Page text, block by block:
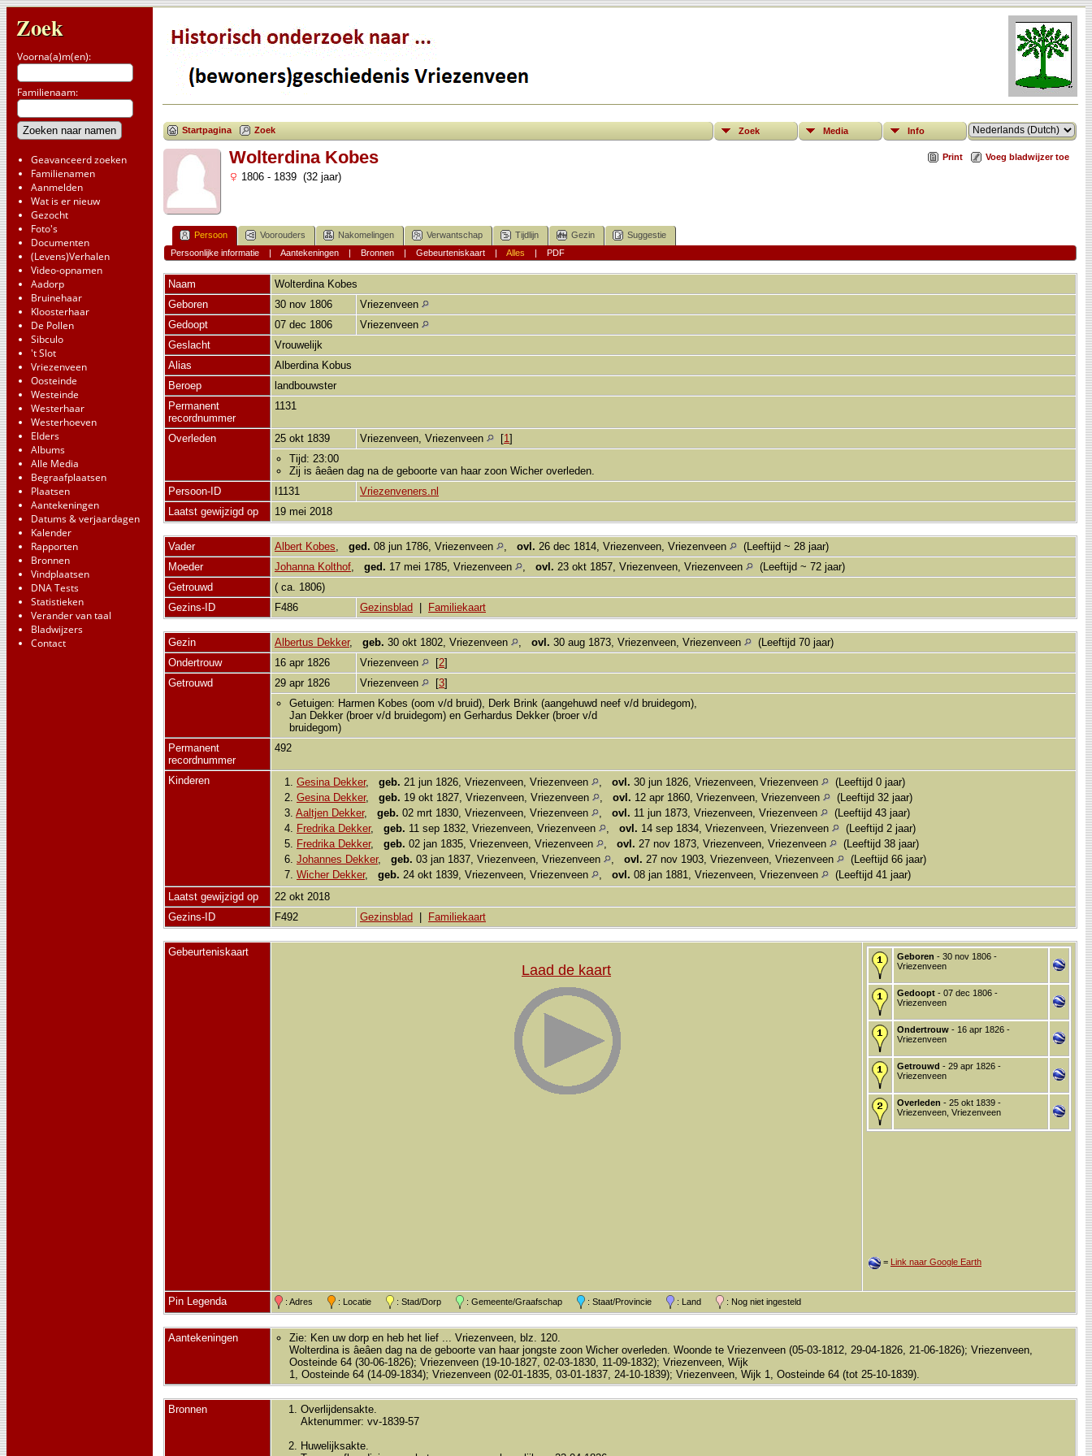
Zoek
Voorna(a)m(en):
Familienaam:
Geavanceerd zoeken
Familienamen
Aanmelden
Wat is er nieuw
Gezocht
Foto's
Documenten
(Levens)Verhalen
Video-opnamen
Aadorp
Bruinehaar
Kloosterhaar
De Pollen
Sibculo
't Slot
Vriezenveen
Oosteinde
Westeinde
Westerhaar
Westerhoeven
Elders
Albums
Alle Media
Begraafplaatsen
Plaatsen
Aantekeningen
Datums & verjaardagen
Kalender
Rapporten
Bronnen
Vindplaatsen
DNA Tests
Statistieken
Verander van taal
Bladwijzers
Contact
Startpagina Zoek Zoek Media Info
Print Voeg bladwijzer toe
Wolterdina Kobes
1806 - 1839 (32 jaar)
Persoon Voorouders Nakomelingen Verwantschap Tijdlijn Gezin
Suggestie
Persoonlijke informatie| Aantekeningen| Bronnen| Gebeurteniskaart| Alles | PDF
Naam Wolterdina Kobes
Geboren
30 nov 1806
Vriezenveen
Gedoopt
07 dec 1806
Vriezenveen
Geslacht
Vrouwelijk
Alias
Alberdina Kobus
Beroep
landbouwster
Permanent
recordnummer
1131
Overleden 25 okt 1839 Vriezenveen, Vriezenveen [1]
Tijd: 23:00
Zij is âeâen dag na de geboorte van haar zoon Wicher overleden.
Persoon-ID
I1131
Vriezenveners.nl
Laatst gewijzigd op
19 mei 2018
Vader Albert Kobes, ged. 08 jun 1786, Vriezenveen , ovl. 26 dec 1814, Vriezenveen, Vriezenveen
(Leeftijd ~ 28 jaar)
Moeder
Johanna Kolthof, ged. 17 mei 1785, Vriezenveen , ovl. 23 okt 1857, Vriezenveen, Vriezenveen
(Leeftijd ~ 72 jaar)
Getrouwd
( ca. 1806)
Gezins-ID
F486 Gezinsblad Familiekaart
Gezin Albertus Dekker, geb. 30 okt 1802, Vriezenveen , ovl. 30 aug 1873, Vriezenveen, Vriezenveen
(Leeftijd 70 jaar)
Ondertrouw
16 apr 1826 Vriezenveen [2]
Getrouwd
29 apr 1826 Vriezenveen [3]
Getuigen: Harmen Kobes (oom v/d bruid), Derk Brink (aangehuwd neef v/d bruidegom),
Jan Dekker (broer v/d bruidegom) en Gerhardus Dekker (broer v/d
bruidegom)
Permanent
recordnummer
492
Kinderen 1. Gesina Dekker, geb. 21 jun 1826, Vriezenveen, Vriezenveen , ovl. 30 jun 1826, Vriezenveen, Vriezenveen
(Leeftijd 0 jaar)
2. Gesina Dekker, geb. 19 okt 1827, Vriezenveen, Vriezenveen , ovl. 12 apr 1860, Vriezenveen, Vriezenveen
(Leeftijd 32 jaar)
3. Aaltjen Dekker, geb. 02 mrt 1830, Vriezenveen, Vriezenveen , ovl. 11 jun 1873, Vriezenveen, Vriezenveen
(Leeftijd 43 jaar)
4. Fredrika Dekker, geb. 11 sep 1832, Vriezenveen, Vriezenveen , ovl. 14 sep 1834, Vriezenveen, Vriezenveen
(Leeftijd 2 jaar)
5. Fredrika Dekker, geb. 02 jan 1835, Vriezenveen, Vriezenveen , ovl. 27 nov 1873, Vriezenveen, Vriezenveen
(Leeftijd 38 jaar)
6. Johannes Dekker, geb. 03 jan 1837, Vriezenveen, Vriezenveen , ovl. 27 nov 1903, Vriezenveen, Vriezenveen
(Leeftijd 66 jaar)
7. Wicher Dekker, geb. 24 okt 1839, Vriezenveen, Vriezenveen , ovl. 08 jan 1881, Vriezenveen, Vriezenveen
(Leeftijd 41 jaar)
Laatst gewijzigd op
22 okt 2018
Gezins-ID
F492 Gezinsblad Familiekaart
Gebeurteniskaart
Laad de kaart
Geboren - 30 nov 1806 -
Vriezenveen
Gedoopt - 07 dec 1806 -
Vriezenveen
Ondertrouw - 16 apr 1826 -
Vriezenveen
Getrouwd - 29 apr 1826 -
Vriezenveen
Overleden - 25 okt 1839 -
Vriezenveen, Vriezenveen
= Link naar Google Earth
Pin Legenda : Adres : Locatie : Stad/Dorp : Gemeente/Graafschap : Staat/Provincie : Land : Nog niet ingesteld
Aantekeningen
Zie: Ken uw dorp en heb het lief ... Vriezenveen, blz. 120.
Wolterdina is âeâen dag na de geboorte van haar jongste zoon Wicher overleden. Woonde te Vriezenveen (05-03-1812, 29-04-1826, 21-06-1826); Vriezenveen,
Oosteinde 64 (30-06-1826); Vriezenveen (19-10-1827, 02-03-1830, 11-09-1832); Vriezenveen, Wijk
1, Oosteinde 64 (14-09-1834); Vriezenveen (02-01-1835, 03-01-1837, 24-10-1839); Vriezenveen, Wijk 1, Oosteinde 64 (tot 25-10-1839).
Bronnen
Overlijdensakte.
Aktenummer: vv-1839-57
Huwelijksakte.